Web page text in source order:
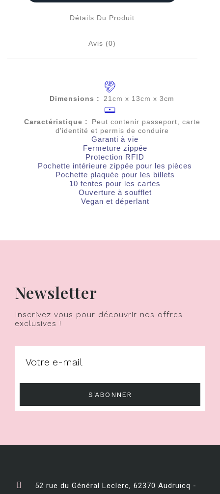
Détails Du Produit
Avis (0)
Dimensions : 21cm x 13cm x 3cm
Caractéristique :
Peut contenir passeport, carte
d'identité et permis de conduire
Garanti à vie
Fermeture zippée
Protection RFID
Pochette intérieure zippée pour les pièces
Pochette plaquée pour les billets
10 fentes pour les cartes
Ouverture à soufflet
Vegan et déperlant
Newsletter
Inscrivez vous pour découvrir nos offres
exclusives !
S'ABONNER
52 rue du Général Leclerc, 62370 Audruicq -